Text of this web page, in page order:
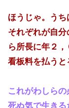
ほうじゃ。うち
それぞれが自
ら所長に年２
看板料を払うと
これがわしらの
死ぬ気で生きる